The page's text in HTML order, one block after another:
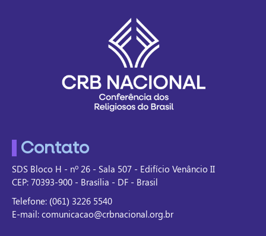
Contato
SDS Bloco H - nº 26 - Sala 507 - Edifício Venâncio II
CEP: 70393-900 - Brasília - DF - Brasil
Telefone: (061) 3226 5540
E-mail: comunicacao@crbnacional.org.br